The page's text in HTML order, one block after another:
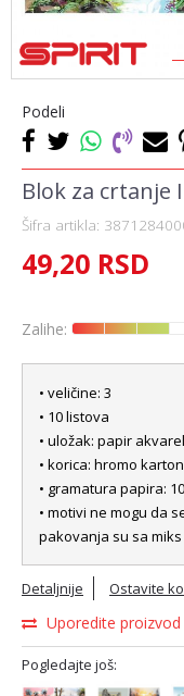
Podeli
Blok za crtanje
Šifra artikla:
49,20 RSD
Zalihe:
• veličine: 3
• 10 listova
• uložak: papir
• korica: hromo
• gramatura papira:
• motivi ne mogu da
pakovanja su sa
Detaljnije Ostavite
Uporedite proizvod
Pogledajte još: